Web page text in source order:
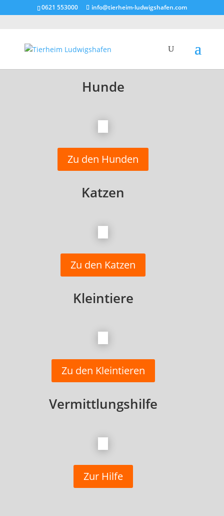
0621 553000 info@tierheim-ludwigshafen.com
Hunde
Zu den Hunden
Katzen
Zu den Katzen
Kleintiere
Zu den Kleintieren
Vermittlungshilfe
Zur Hilfe